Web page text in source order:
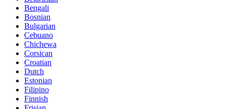
Bengali
Bosnian
Bulgarian
Cebuano
Chichewa
Corsican
Croatian
Dutch
Estonian
Filipino
Finnish